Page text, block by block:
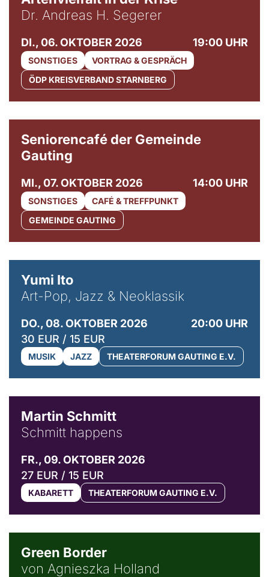
Dr. Andreas H. Segerer
DI., 06. OKTOBER 2026 19:00 UHR
SONSTIGES
VORTRAG & GESPRÄCH
ÖDP KREISVERBAND STARNBERG
Seniorencafé der Gemeinde
Gauting
MI., 07. OKTOBER 2026 14:00 UHR
SONSTIGES
CAFÉ & TREFFPUNKT
GEMEINDE GAUTING
Yumi Ito
Art-Pop, Jazz & Neoklassik
DO., 08. OKTOBER 2026
20:00 UHR
30 EUR / 15 EUR
MUSIK JAZZ THEATERFORUM GAUTING E.V.
Martin Schmitt
Schmitt happens
FR., 09. OKTOBER 2026
27 EUR / 15 EUR
KABARETT THEATERFORUM GAUTING E.V.
Green Border
von Agnieszka Holland